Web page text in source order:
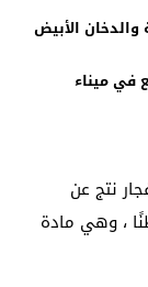
الأبيض
في ميناء
نتج عن
نترات الأمونيوم يقدر بنحو 2750 طنًا ، وهي مادة